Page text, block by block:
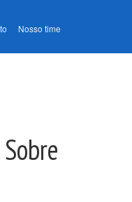
Nosso time